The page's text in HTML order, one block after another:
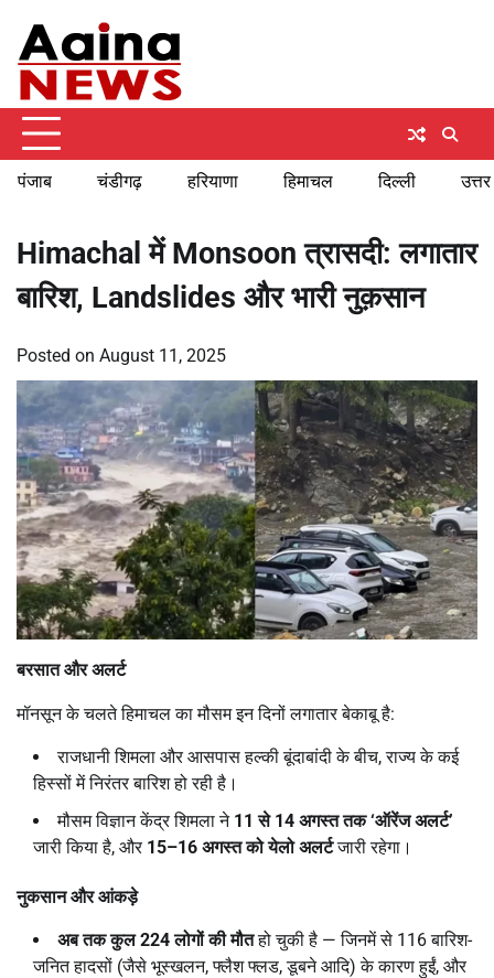
content
पंजाब चंडीगढ़ हरियाणा हिमाचल दिल्ली
Himachal में Monsoon त्रासदी: लगातार
बारिश, Landslides और भारी नुक़सान
Posted on August 11, 2025
बरसात और अलर्ट
मॉनसून के चलते हिमाचल का मौसम इन दिनों लगातार बेकाबू है:
राजधानी शिमला और आसपास हल्की बूंदाबांदी के बीच, राज्य के कई
हिस्सों में निरंतर बारिश हो रही है।
मौसम विज्ञान केंद्र शिमला ने 11से 14 अगस्त तक ‘ऑरेंज अलर्ट’
जारी किया है, और 15–16 अगस्त को येलो अलर्टजारी रहेगा।
नुकसान और आंकड़े
अब तक कुल 224लोगों की मौतहो चुकी है — जिनमें से 116 बारिश-
जनित हादसों (जैसे भूस्खलन, फ्लैश फ्लड, डूबने आदि) के कारण हुईं, और